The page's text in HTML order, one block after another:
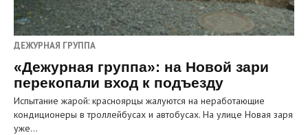
ДЕЖУРНАЯ ГРУППА
«Дежурная группа»: на Новой зари
перекопали вход к подъезду
Испытание жарой: красноярцы жалуются на неработающие
кондиционеры в троллейбусах и автобусах. На улице Новая заря
уже…